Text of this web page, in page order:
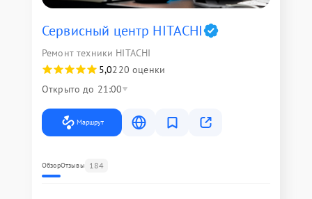
Сервисный центр HITACHI
Ремонт техники HITACHI
5,0220 оценки
Открыто до 21:00
Маршрут
ОбзорОтзывы 184